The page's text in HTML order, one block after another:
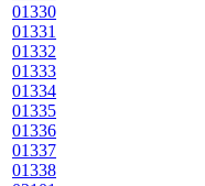
01330
01331
01332
01333
01334
01335
01336
01337
01338